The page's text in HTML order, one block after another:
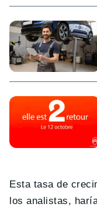
Esta tasa de
los analistas,